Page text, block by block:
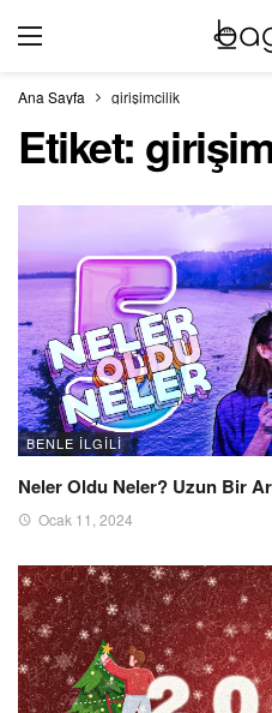
Ana Sayfa girişimcilik
Etiket:
BENLE ILGILI
Neler Oldu Neler? Uzun Bir
Ocak 11, 2024